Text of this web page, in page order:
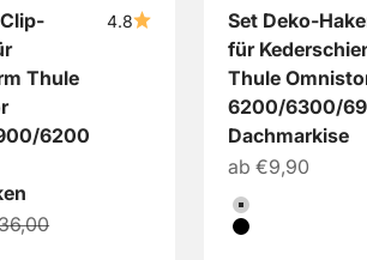
Thule
6200
4.8
Preis
Set Deko-
für
Thule
6200/6300/
Dachmarkise
Angebot
ab €9,90
Farbe
Hellgrau
Schwarz